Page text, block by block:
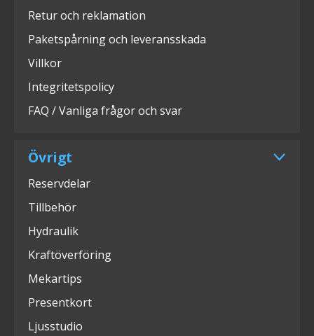
Retur och reklamation
Paketspårning och leveransskada
Villkor
Integritetspolicy
FAQ / Vanliga frågor och svar
Övrigt
Reservdelar
Tillbehör
Hydraulik
Kraftöverföring
Mekartips
Presentkort
Ljusstudio